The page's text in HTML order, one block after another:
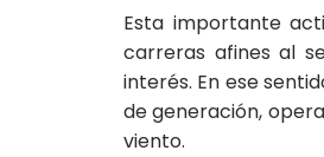
Esta importante
carreras afines al
interés. En ese
de generación,
viento.